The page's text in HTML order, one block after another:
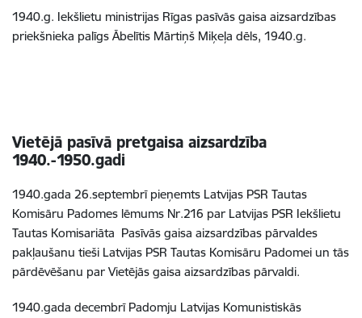
1940.g. Iekšlietu ministrijas Rīgas pasīvās gaisa aizsardzības
priekšnieka palīgs Ābelītis Mārtiņš Miķeļa dēls, 1940.g.
Vietējā pasīvā pretgaisa aizsardzība
1940.-1950.gadi
1940.gada 26.septembrī pieņemts Latvijas PSR Tautas
Komisāru Padomes lēmums Nr.216 par Latvijas PSR Iekšlietu
Tautas Komisariāta Pasīvās gaisa aizsardzības pārvaldes
pakļaušanu tieši Latvijas PSR Tautas Komisāru Padomei un tās
pārdēvēšanu par Vietējās gaisa aizsardzības pārvaldi.
1940.gada decembrī Padomju Latvijas Komunistiskās